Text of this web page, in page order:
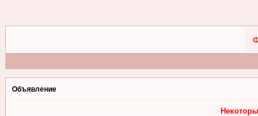
Объявление